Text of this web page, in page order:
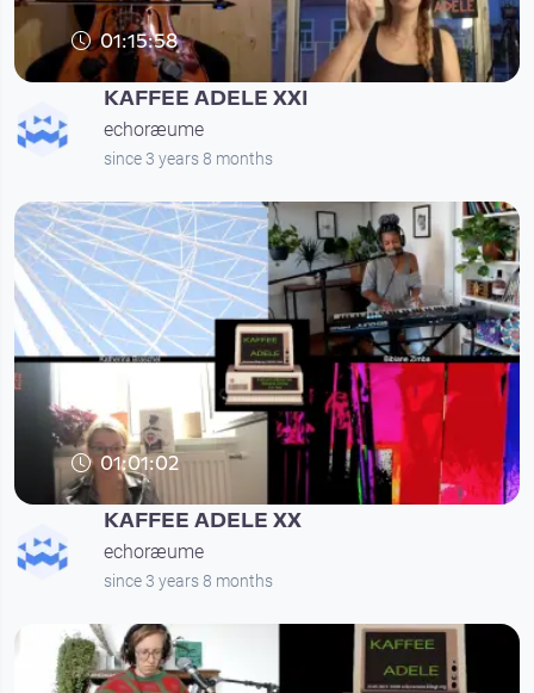
01:15:58
KAFFEE ADELE XXI
echoræume
since 3 years 8 months
01:01:02
KAFFEE ADELE XX
echoræume
since 3 years 8 months